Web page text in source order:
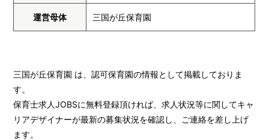
運営母体 三国が丘保育園
三国が丘保育園 は、認可保育園の情報として掲載しておりま
す。
保育士求人JOBSに無料登録頂ければ、求人状況等に関してキャ
リアデザイナーが最新の募集状況を確認し、ご連絡を差し上げ
ます。